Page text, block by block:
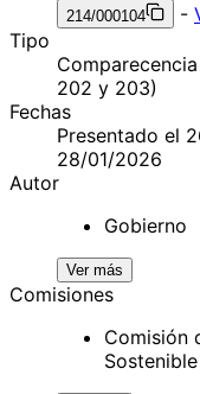
214/000104 -
Tipo
202 y 203)
Fechas
Presentado el
28/01/2026
Autor
Gobierno
Ver más
Comisiones
Comisión
Sostenible